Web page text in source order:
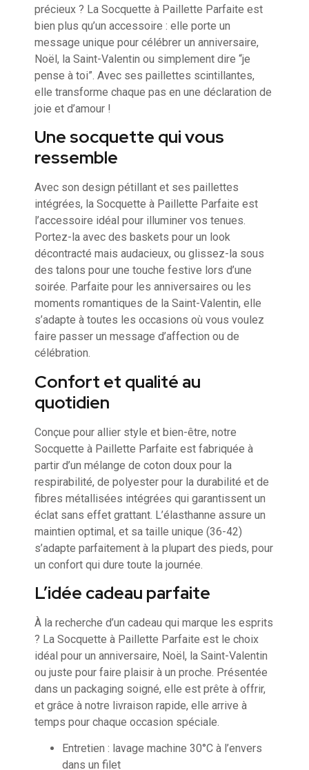
précieux ? La Socquette à Paillette Parfaite est
bien plus qu’un accessoire : elle porte un
message unique pour célébrer un anniversaire,
Noël, la Saint-Valentin ou simplement dire “je
pense à toi”. Avec ses paillettes scintillantes,
elle transforme chaque pas en une déclaration de
joie et d’amour !
Une socquette qui vous
ressemble
Avec son design pétillant et ses paillettes
intégrées, la Socquette à Paillette Parfaite est
l’accessoire idéal pour illuminer vos tenues.
Portez-la avec des baskets pour un look
décontracté mais audacieux, ou glissez-la sous
des talons pour une touche festive lors d’une
soirée. Parfaite pour les anniversaires ou les
moments romantiques de la Saint-Valentin, elle
s’adapte à toutes les occasions où vous voulez
faire passer un message d’affection ou de
célébration.
Confort et qualité au
quotidien
Conçue pour allier style et bien-être, notre
Socquette à Paillette Parfaite est fabriquée à
partir d’un mélange de coton doux pour la
respirabilité, de polyester pour la durabilité et de
fibres métallisées intégrées qui garantissent un
éclat sans effet grattant. L’élasthanne assure un
maintien optimal, et sa taille unique (36-42)
s’adapte parfaitement à la plupart des pieds, pour
un confort qui dure toute la journée.
L’idée cadeau parfaite
À la recherche d’un cadeau qui marque les esprits
? La Socquette à Paillette Parfaite est le choix
idéal pour un anniversaire, Noël, la Saint-Valentin
ou juste pour faire plaisir à un proche. Présentée
dans un packaging soigné, elle est prête à offrir,
et grâce à notre livraison rapide, elle arrive à
temps pour chaque occasion spéciale.
Entretien : lavage machine 30°C à l’envers
dans un filet